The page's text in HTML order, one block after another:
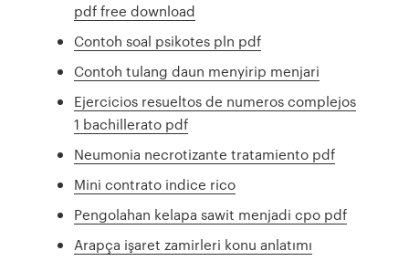
pdf free download
Contoh soal psikotes pln pdf
Contoh tulang daun menyirip menjari
Ejercicios resueltos de numeros complejos
1 bachillerato pdf
Neumonia necrotizante tratamiento pdf
Mini contrato indice rico
Pengolahan kelapa sawit menjadi cpo pdf
Arapça işaret zamirleri konu anlatımı